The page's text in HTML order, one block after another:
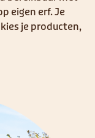
eigen erf. Je
je producten,